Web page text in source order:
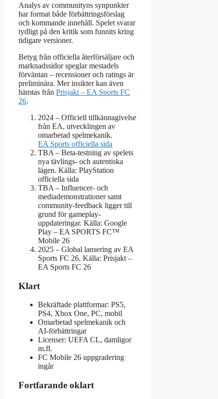
Analys av communityns synpunkter
har format både förbättringsförslag
och kommande innehåll. Spelet svarar
tydligt på den kritik som funnits kring
tidigare versioner.
Betyg från officiella återförsäljare och
marknadssidor speglar mestadels
förväntan – recensioner och ratings är
preliminära. Mer insikter kan även
hämtas från Prisjakt – EA Sports FC
26.
2024 – Officiell tillkännagivelse
från EA, utvecklingen av
omarbetad spelmekanik.
EA Sports officiella sida
TBA – Beta-testning av spelets
nya tävlings- och autentiska
lägen. Källa: PlayStation
officiella sida
TBA – Influencer- och
mediademonstrationer samt
community-feedback ligger till
grund för gameplay-
uppdateringar. Källa: Google
Play – EA SPORTS FC™
Mobile 26
2025 – Global lansering av EA
Sports FC 26. Källa: Prisjakt –
EA Sports FC 26
Klart
Bekräftade plattformar: PS5,
PS4, Xbox One, PC, mobil
Omarbetad spelmekanik och
AI-förbättringar
Licenser: UEFA CL, damligor
m.fl.
FC Mobile 26 uppgradering
ingår
Fortfarande oklart